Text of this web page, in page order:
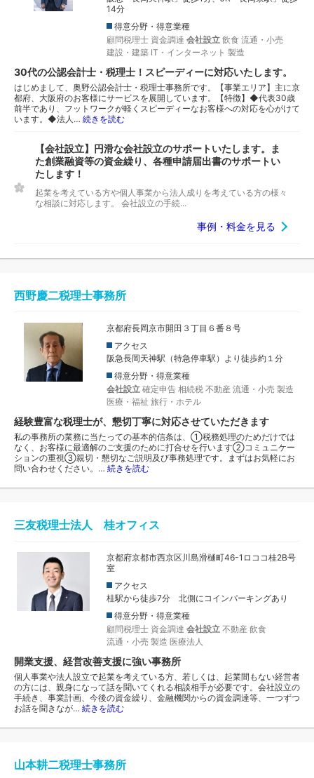
14分
得意分野・得意業種
顧問税理士 資金調達 会社設立 飲食 流通・小売
建設・建築 IT・インターネット 製造
30代の公認会計士・税理士！スピーディーに対応いたします。
はじめまして、奥野公認会計士・税理士事務所です。【事業エリア】主に京
都府、大阪府のお客様にサービスを展開しています。【特徴】◆代表30歳
前半であり、フットワークが軽くスピーディーなお客様への対応を心がけて
います。◆法人… 続きを読む
【会社設立】円滑な会社設立のサポートいたします。ま
た創業融資等の資金繰り、各種申請届出書のサポートい
たします！
起業を考えている方や個人事業から法人成りを考えている方の様々
な相談に対応します。 会社設立の手続...
事例・料金を見る
西野慶二税理士事務所
京都府長岡京市開田３丁目６番８号
アクセス
阪急長岡天神駅（特急停車駅）より徒歩約１分
得意分野・得意業種
会社設立 確定申告 相続税 不動産 流通・小売 製造
医療・福祉 旅行・ホテル
経験豊富な税理士が、懇切丁寧に対応させていただきます
私の事務所の業務に当たっての基本的信条は、①税務処理のためだけでは
なく、お客様に最適解のご支援のために打合せを行います②コミュニケー
ションの重視③親切・懇切なご説明及び事務処理です。まずはお気軽にお
問い合わせください。… 続きを読む
三友税理士法人 桂オフィス
京都府京都市西京区川島滑樋町46-1ロココ桂2B号
室
アクセス
桂駅から徒歩7分 北側にコインパーキングあり
得意分野・得意業種
顧問税理士 資金調達 会社設立 不動産 飲食
流通・小売 製造 医療法人
開業支援、経営改善支援に強い事務所
個人事業や法人設立で起業を考えている方、若しくは、起業間もない経営者
の方には、親身になって話を聞いてくれる相談相手が必要です。会社設立の
手続き、事業計画、今後の資金繰り、金融機関からの資金調達等、一つずつ
お話を聞きなが… 続きを読む
山本耕二税理士事務所